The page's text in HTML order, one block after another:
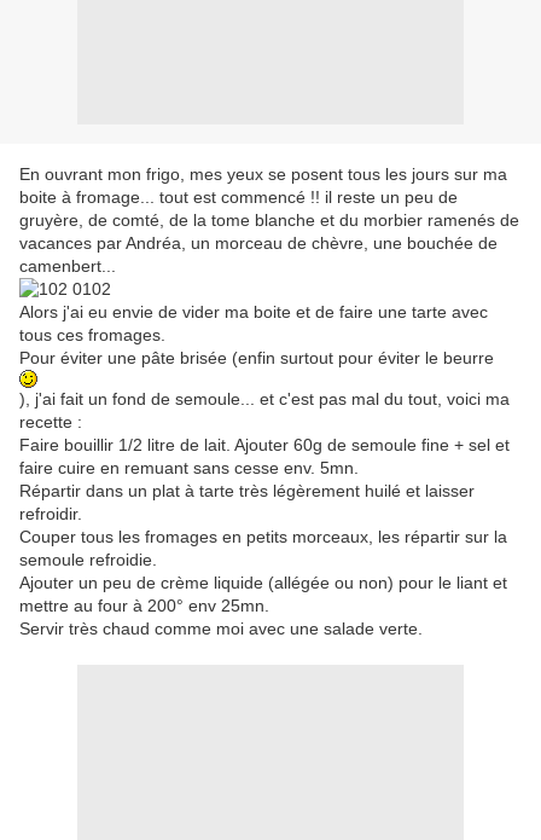
En ouvrant mon frigo, mes yeux se posent tous les jours sur ma
boite à fromage... tout est commencé !! il reste un peu de
gruyère, de comté, de la tome blanche et du morbier ramenés de
vacances par Andréa, un morceau de chèvre, une bouchée de
camenbert...
Alors j'ai eu envie de vider ma boite et de faire une tarte avec
tous ces fromages.
Pour éviter une pâte brisée (enfin surtout pour éviter le beurre
), j'ai fait un fond de semoule... et c'est pas mal du tout, voici ma
recette :
Faire bouillir 1/2 litre de lait. Ajouter 60g de semoule fine + sel et
faire cuire en remuant sans cesse env. 5mn.
Répartir dans un plat à tarte très légèrement huilé et laisser
refroidir.
Couper tous les fromages en petits morceaux, les répartir sur la
semoule refroidie.
Ajouter un peu de crème liquide (allégée ou non) pour le liant et
mettre au four à 200° env 25mn.
Servir très chaud comme moi avec une salade verte.